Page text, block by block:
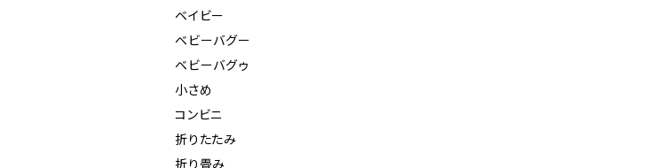
ベイビー
ベビーバグー
ベビーバグゥ
小さめ
コンビニ
折りたたみ
折り畳み